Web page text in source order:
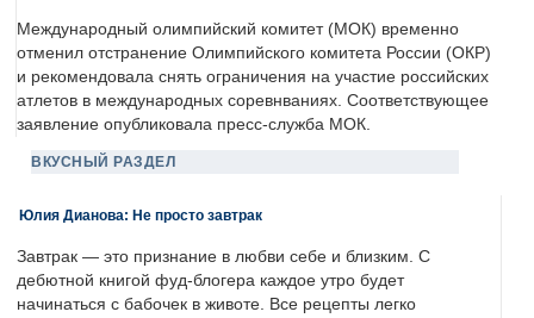
Международный олимпийский комитет (МОК) временно
отменил отстранение Олимпийского комитета России (ОКР)
и рекомендовала снять ограничения на участие российских
атлетов в международных соревнваниях. Соответствующее
заявление опубликовала пресс-служба МОК.
ВКУСНЫЙ РАЗДЕЛ
Юлия Дианова: Не просто завтрак
Завтрак — это признание в любви себе и близким. С
дебютной книгой фуд-блогера каждое утро будет
начинаться с бабочек в животе. Все рецепты легко